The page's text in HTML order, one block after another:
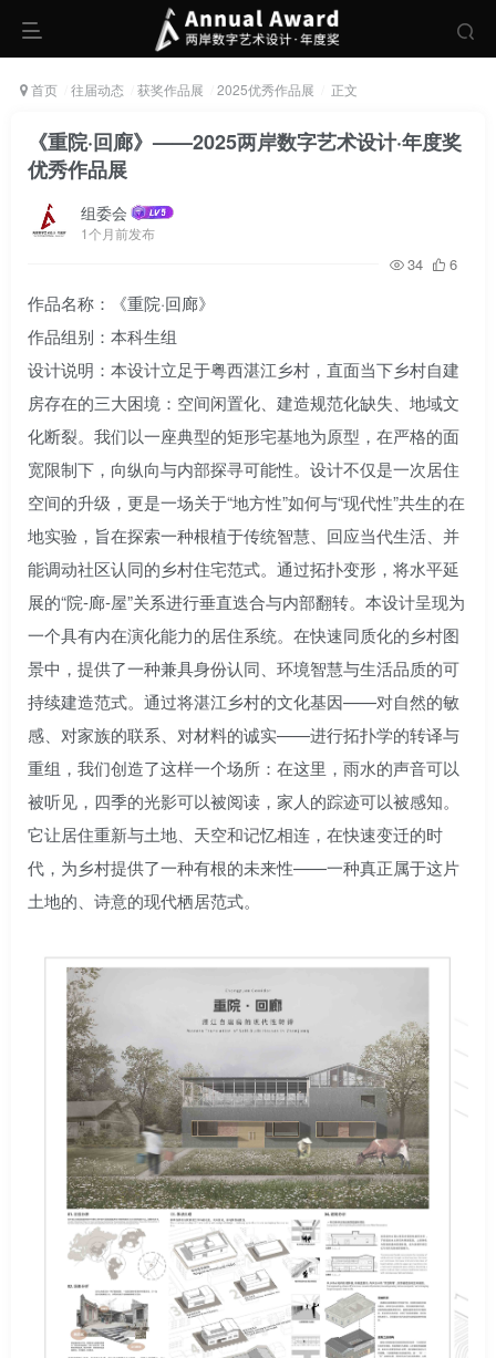
首页 往届动态 获奖作品展 2025优秀作品展 正文
《重院·回廊》——2025两岸数字艺术设计·年度奖
优秀作品展
组委会
1个月前发布
34 6
作品名称：《重院·回廊》
作品组别：本科生组
设计说明：本设计立足于粤西湛江乡村，直面当下乡村自建
房存在的三大困境：空间闲置化、建造规范化缺失、地域文
化断裂。我们以一座典型的矩形宅基地为原型，在严格的面
宽限制下，向纵向与内部探寻可能性。设计不仅是一次居住
空间的升级，更是一场关于“地方性”如何与“现代性”共生的在
地实验，旨在探索一种根植于传统智慧、回应当代生活、并
能调动社区认同的乡村住宅范式。通过拓扑变形，将水平延
展的“院-廊-屋”关系进行垂直迭合与内部翻转。本设计呈现为
一个具有内在演化能力的居住系统。在快速同质化的乡村图
景中，提供了一种兼具身份认同、环境智慧与生活品质的可
持续建造范式。通过将湛江乡村的文化基因——对自然的敏
感、对家族的联系、对材料的诚实——进行拓扑学的转译与
重组，我们创造了这样一个场所：在这里，雨水的声音可以
被听见，四季的光影可以被阅读，家人的踪迹可以被感知。
它让居住重新与土地、天空和记忆相连，在快速变迁的时
代，为乡村提供了一种有根的未来性——一种真正属于这片
土地的、诗意的现代栖居范式。